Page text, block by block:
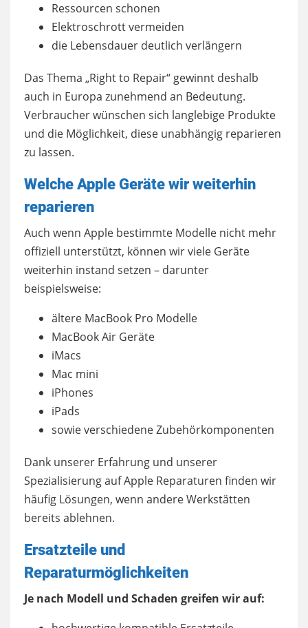
Ressourcen schonen
Elektroschrott vermeiden
die Lebensdauer deutlich verlängern
Das Thema „Right to Repair“ gewinnt deshalb
auch in Europa zunehmend an Bedeutung.
Verbraucher wünschen sich langlebige Produkte
und die Möglichkeit, diese unabhängig reparieren
zu lassen.
Welche Apple Geräte wir weiterhin
reparieren
Auch wenn Apple bestimmte Modelle nicht mehr
offiziell unterstützt, können wir viele Geräte
weiterhin instand setzen – darunter
beispielsweise:
ältere MacBook Pro Modelle
MacBook Air Geräte
iMacs
Mac mini
iPhones
iPads
sowie verschiedene Zubehörkomponenten
Dank unserer Erfahrung und unserer
Spezialisierung auf Apple Reparaturen finden wir
häufig Lösungen, wenn andere Werkstätten
bereits ablehnen.
Ersatzteile und
Reparaturmöglichkeiten
Je nach Modell und Schaden greifen wir auf: